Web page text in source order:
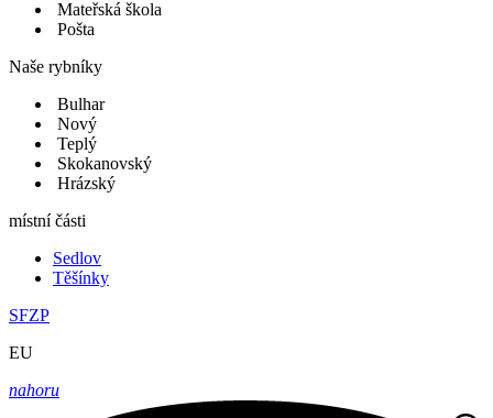
Mateřská škola
Pošta
Naše rybníky
Bulhar
Nový
Teplý
Skokanovský
Hrázský
místní části
Sedlov
Těšínky
SFZP
EU
nahoru